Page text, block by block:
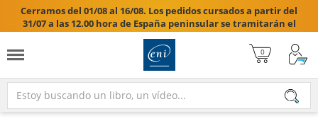
Cerramos del 01/08 al 16/08. Los pedidos cursados a partir del
31/07 a las 12.00 hora de España peninsular se tramitarán el
17/08/2026.
